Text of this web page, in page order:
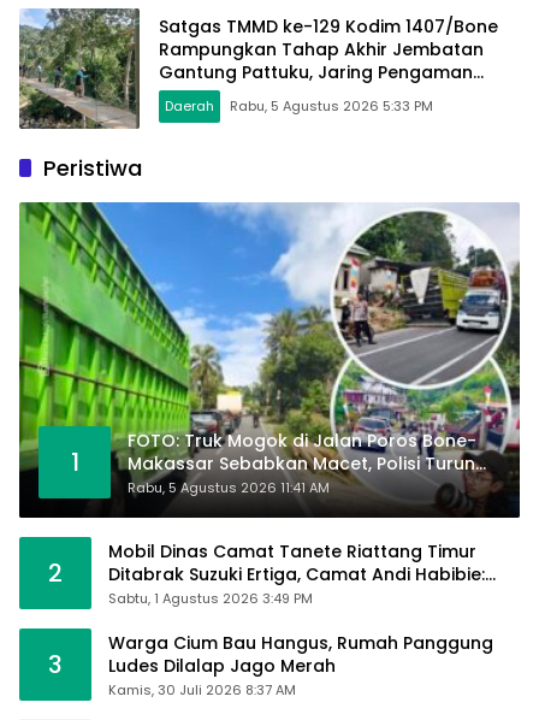
Satgas TMMD ke-129 Kodim 1407/Bone
Rampungkan Tahap Akhir Jembatan
Gantung Pattuku, Jaring Pengaman
Mulai Terpasang
Daerah Rabu, 5 Agustus 2026 5:33 PM
Peristiwa
1
FOTO: Truk Mogok di Jalan Poros Bone-
Makassar Sebabkan Macet, Polisi Turun
Tangan
Rabu, 5 Agustus 2026 11:41 AM
2
Mobil Dinas Camat Tanete Riattang Timur
Ditabrak Suzuki Ertiga, Camat Andi Habibie:
Alhamdulillah Saya Baik-Baik Saja
Sabtu, 1 Agustus 2026 3:49 PM
3
Warga Cium Bau Hangus, Rumah Panggung
Ludes Dilalap Jago Merah
Kamis, 30 Juli 2026 8:37 AM